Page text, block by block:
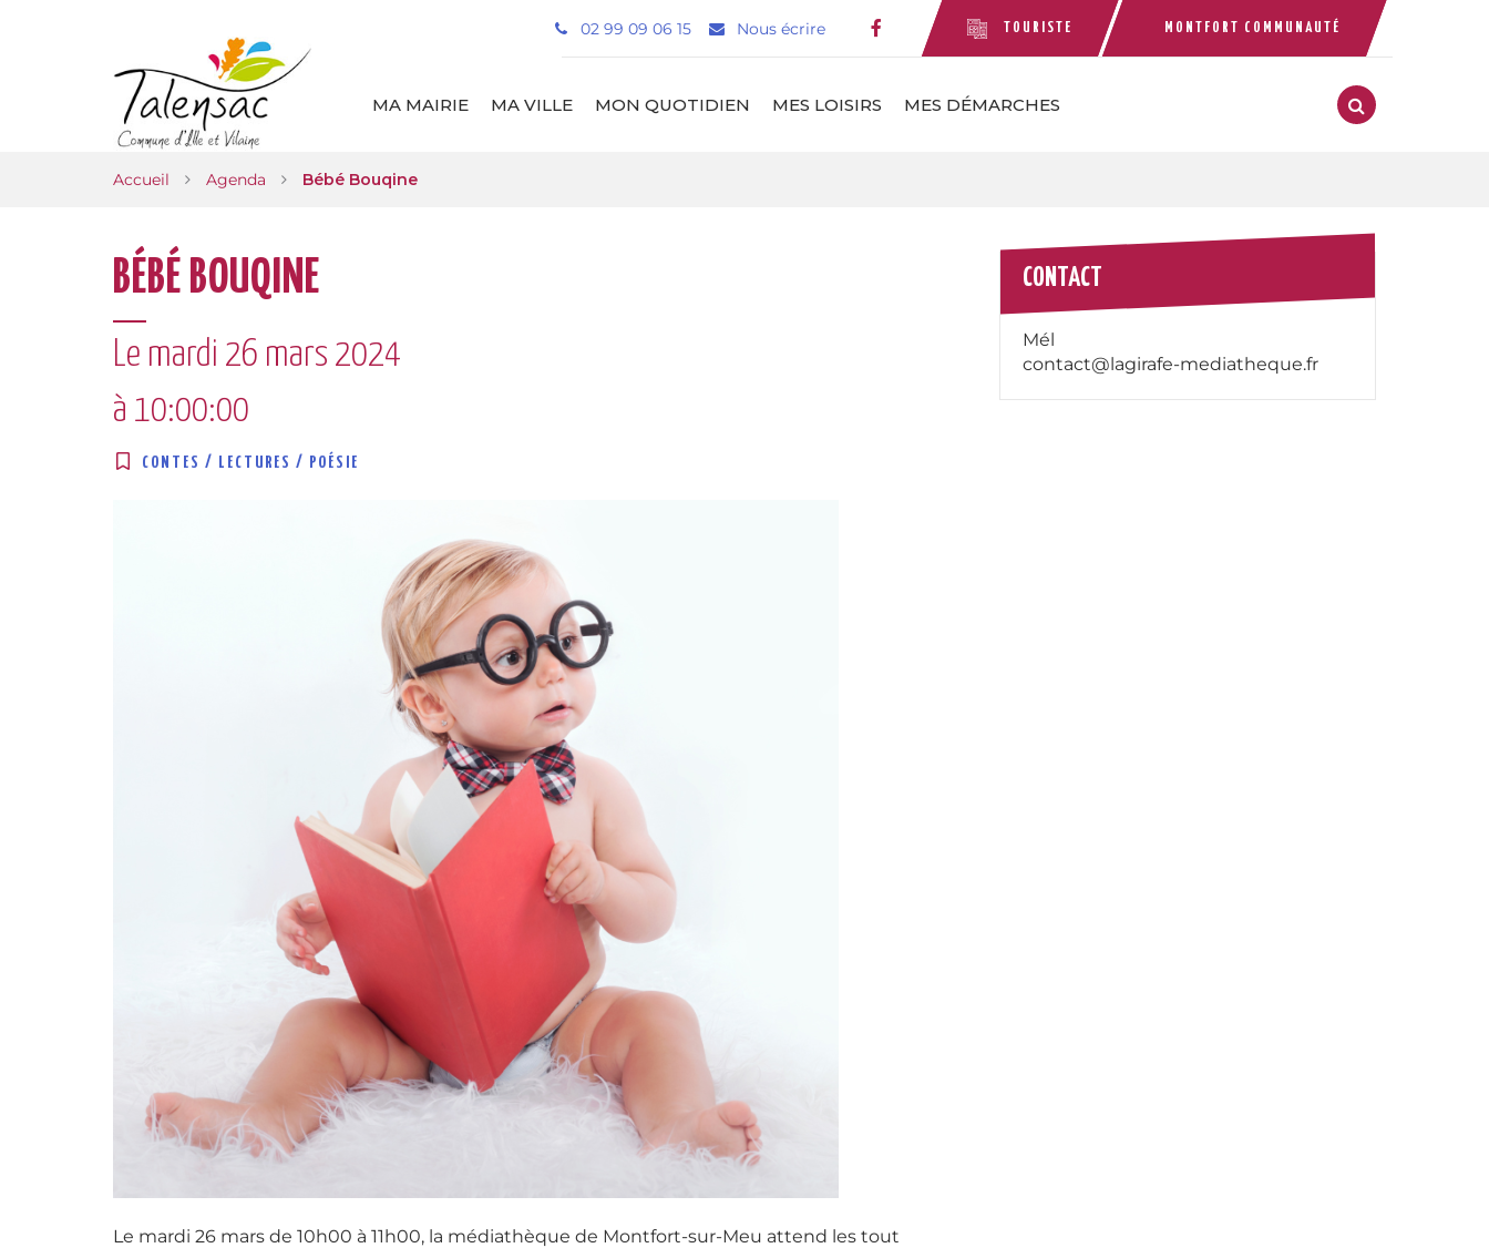
02 99 09 06 15 Nous écrire Lien vers le compte Facebook
TOURISTE MONTFORT COMMUNAUTÉ
MA MAIRIE MA VILLE MON QUOTIDIEN MES LOISIRS MES DÉMARCHES RECHERCHE
Accueil Agenda Bébé Bouqine
BÉBÉ BOUQINE
Le mardi 26 mars 2024
à 10:00:00
CONTES / LECTURES / POÉSIE
Le mardi 26 mars de 10h00 à 11h00, la médiathèque de Montfort-sur-Meu attend les tout
CONTACT
Mél
contact@lagirafe-mediatheque.fr